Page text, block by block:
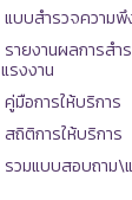
แบบสำรวจความพึ
รายงานผลการสำ
แรงงาน
คู่มือการให้บริการ
สถิติการให้บริการ
รวมแบบสอบถาม\